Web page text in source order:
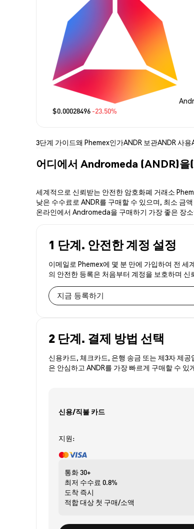
$0.00028496 -23.50%
3단계 가이드왜 Phemex인가ANDR 보관ANDR 사용
어디에서 Andromeda (ANDR)을
세계적으로 신뢰받는 안전한 암호화폐 거래소
낮은 수수료로 ANDR를 구매할 수 있으며, 최소 금
온라인에서 Andromeda을 구매하기 가장 좋은 장
1 단계. 안전한 계정 설정
이메일로 Phemex에 몇 분 만에 가입하여 전
의 안전한 등록은 처음부터 계정을 보호하며
지금 등록하기
2 단계. 결제 방법 선택
신용카드, 체크카드, 은행 송금 또는 제3자 제
은 안심하고 ANDR를 가장 빠르게 구매할 수 있
신용/직불 카드
지원:
통화30+
최저 수수료 0.8%
도착 즉시
적합 대상 첫 구매/소액